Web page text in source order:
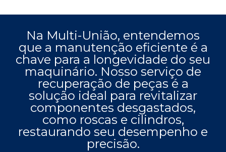
Na Multi-União, entendemos
que a manutenção eficiente é a
chave para a longevidade do seu
maquinário. Nosso serviço de
recuperação de peças é a
solução ideal para revitalizar
componentes desgastados,
como roscas e cilindros,
restaurando seu desempenho e
precisão.